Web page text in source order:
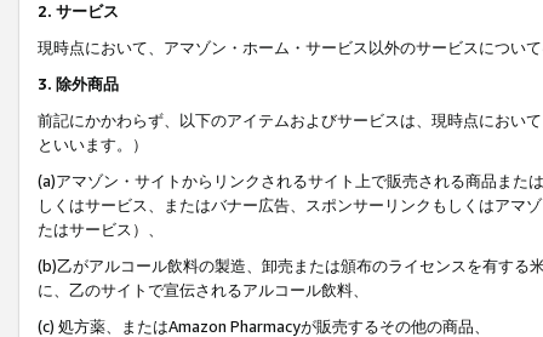
2. サービス
現時点において、アマゾン・ホーム・サービス以外のサービスについ
3. 除外商品
前記にかかわらず、以下のアイテムおよびサービスは、現時点におい
といいます。）
(a)アマゾン・サイトからリンクされるサイト上で販売される商品ま
しくはサービス、またはバナー広告、スポンサーリンクもしくはアマ
たはサービス）、
(b)乙がアルコール飲料の製造、卸売または頒布のライセンスを有す
に、乙のサイトで宣伝されるアルコール飲料、
(c) 処方薬、またはAmazon Pharmacyが販売するその他の商品、